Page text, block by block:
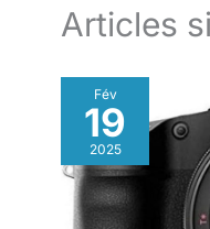
Articles
Fév
19
2025